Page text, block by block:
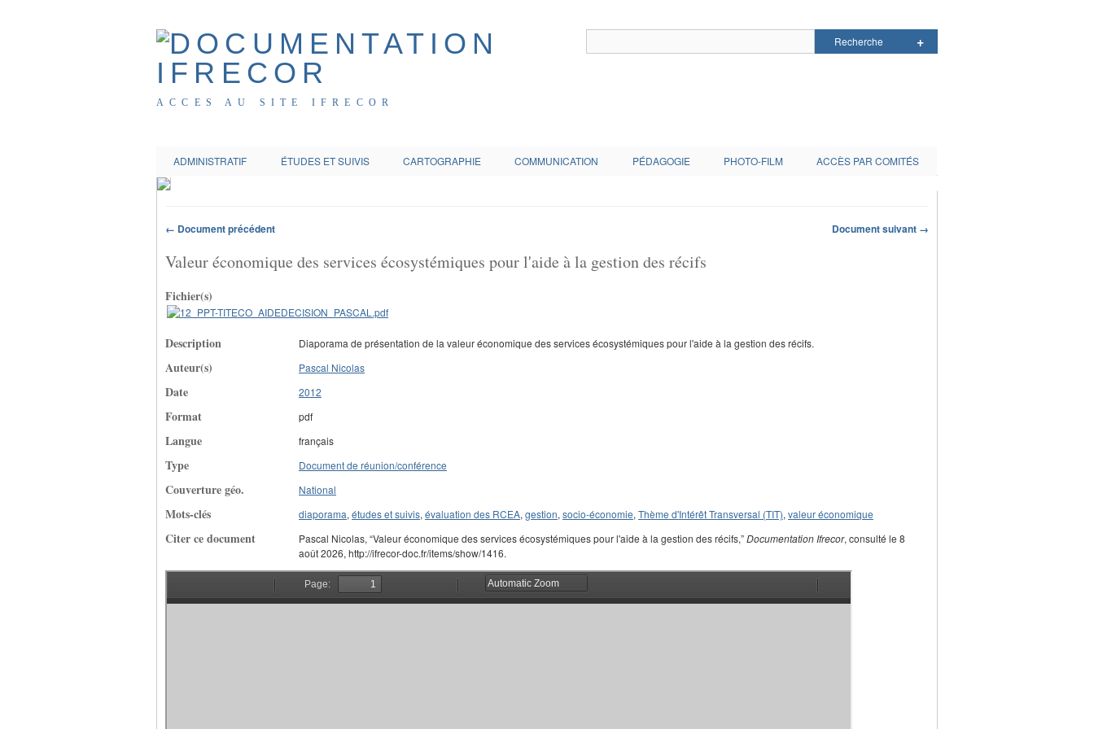
ACCES AU SITE IFRECOR
ADMINISTRATIF ÉTUDES ET SUIVIS CARTOGRAPHIE COMMUNICATION PÉDAGOGIE PHOTO-FILM ACCÈS PAR COMITÉS
← Document précédent Document suivant →
Valeur économique des services écosystémiques pour l'aide à la gestion des récifs
Fichier(s)
Description Diaporama de présentation de la valeur économique des services écosystémiques pour l'aide à la gestion des récifs.
Auteur(s) Pascal Nicolas
Date 2012
Format pdf
Langue français
Type Document de réunion/conférence
Couverture géo. National
Mots-clés diaporama, études et suivis, évaluation des RCEA, gestion, socio-économie, Thème d'Intérêt Transversal (TIT), valeur économique
Citer ce document Pascal Nicolas, “Valeur économique des services écosystémiques pour l'aide à la gestion des récifs,”Documentation Ifrecor, consulté le 8
août 2026, http://ifrecor-doc.fr/items/show/1416.